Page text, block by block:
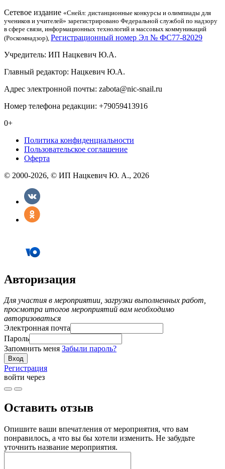
Сетевое издание «Снейл: дистанционные конкурсы и олимпиады для
учеников и учителей» зарегистрировано Федеральной службой по надзору
в сфере связи, информационных технологий и массовых коммуникаций
(Роскомнадзор), Регистрационный номер Эл № ФС77-82029
Учредитель: ИП Нацкевич Ю.А.
Главный редактор: Нацкевич Ю.А.
Адрес электронной почты: zabota@nic-snail.ru
Номер телефона редакции: +79059413916
0+
Политика конфиденциальности
Пользовательское соглашение
Оферта
© 2000-2026, © ИП Нацкевич Ю. А., 2026
Авторизация
Для участия в мероприятии, загрузки выполненных работ,
просмотра итогов мероприятий вам необходимо
авторизоваться
Электронная почта
Пароль
Запомнить меня Забыли пароль?
Регистрация
войти через
Оставить отзыв
Опишите ваши впечатления от мероприятия, что вам
понравилось, а что вы бы хотели изменить. Не забудьте
уточнить название мероприятия.